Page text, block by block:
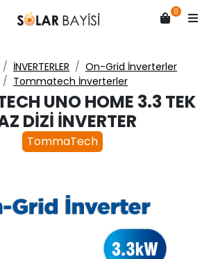
0
İNVERTERLER
On-Grid İnverterler
Tommatech İnverterler
UNO HOME 3.3 TEK
DIZI İNVERTER
TommaTech